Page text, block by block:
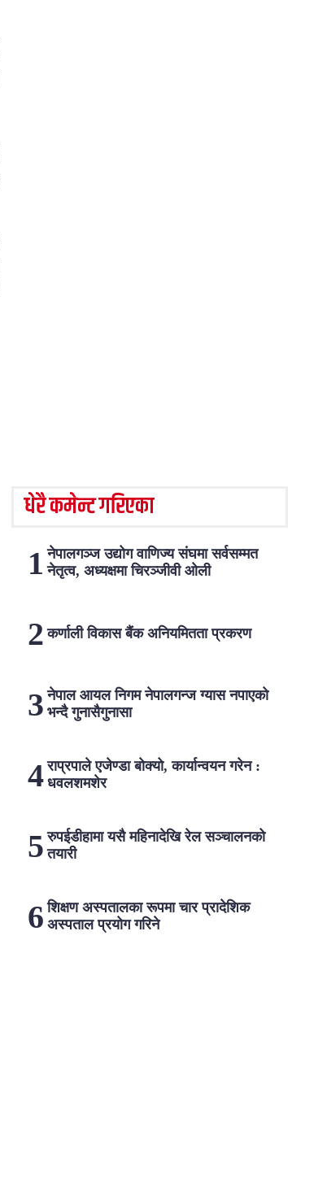
धेरै कमेन्ट गरिएका
नेपालगञ्ज उद्योग वाणिज्य संघमा सर्वसम्मत
नेतृत्व, अध्यक्षमा चिरञ्जीवी ओली
कर्णाली विकास बैंक अनियमितता प्रकरण
नेपाल आयल निगम नेपालगन्ज ग्यास नपाएको
भन्दै गुनासैगुनासा
राप्रपाले एजेण्डा बोक्यो, कार्यान्वयन गरेन :
धवलशमशेर
रुपईडीहामा यसै महिनादेखि रेल सञ्चालनको
तयारी
शिक्षण अस्पतालका रूपमा चार प्रादेशिक
अस्पताल प्रयोग गरिने